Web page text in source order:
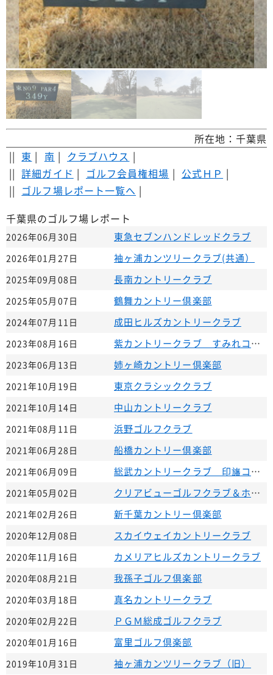
所在地：千葉県
|| 東 | 南 | クラブハウス |
||詳細ガイド | ゴルフ会員権相場 | 公式ＨＰ |
|| ゴルフ場レポート一覧へ |
千葉県のゴルフ場レポート
2026年06月30日 東急セブンハンドレッドクラブ
2026年01月27日 袖ヶ浦カンツリークラブ(共通）
2025年09月08日 長南カントリークラブ
2025年05月07日 鶴舞カントリー倶楽部
2024年07月11日 成田ヒルズカントリークラブ
2023年08月16日 紫カントリークラブ すみれコース
2023年06月13日 姉ヶ崎カントリー倶楽部
2021年10月19日 東京クラシッククラブ
2021年10月14日 中山カントリークラブ
2021年08月11日 浜野ゴルフクラブ
2021年06月28日 船橋カントリー倶楽部
2021年06月09日 総武カントリークラブ 印旛コース
2021年05月02日 クリアビューゴルフクラブ＆ホテル
2021年02月26日 新千葉カントリー倶楽部
2020年12月08日 スカイウェイカントリークラブ
2020年11月16日 カメリアヒルズカントリークラブ
2020年08月21日 我孫子ゴルフ倶楽部
2020年03月18日 真名カントリークラブ
2020年02月22日 ＰＧＭ総成ゴルフクラブ
2020年01月16日 富里ゴルフ倶楽部
2019年10月31日 袖ヶ浦カンツリークラブ（旧）